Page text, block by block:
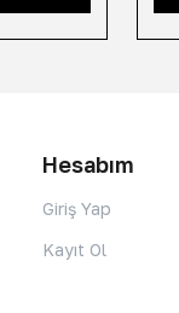
Hesabım
Giriş Yap
Kayıt Ol